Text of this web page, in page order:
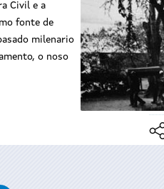
Civil e a
fonte de
milenario
o noso